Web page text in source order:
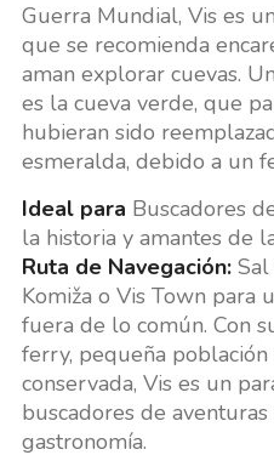
Guerra Mundial, Vis es
que se recomienda
aman explorar cuevas.
es la cueva verde, que
hubieran sido
esmeralda, debido a un
Ideal para Buscadores
la historia y amantes de
Ruta de Navegación:Sal
Komiža o Vis Town para
fuera de lo común. Con
ferry, pequeña
conservada, Vis es un
buscadores de
gastronomía.